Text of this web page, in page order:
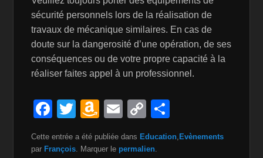
sécurité personnels lors de la réalisation de
travaux de mécanique similaires. En cas de
doute sur la dangerosité d’une opération, de ses
conséquences ou de votre propre capacité à la
réaliser faites appel à un professionnel.
F
c
T
wi
tt
A
m
a
E
m
ail
C
o
p
ar
ta
Cette entrée a été publiée dans Education, Evènements
par François. Marquer le permalien.